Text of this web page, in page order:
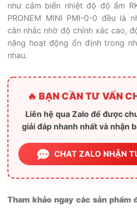
như cảm biến nhiệt độ độ ẩm
PRONEM MINI PMI-0-0 đều là
cân nhắc nhờ độ chính xác cao,
năng hoạt động ổn định trong
nhau.
🔥 BẠN CẦN TƯ VẤN
Liên hệ qua Zalo để được
giải đáp nhanh nhất và nhận
CHAT ZALO NHẬN
Tham khảo ngay các sản phẩm